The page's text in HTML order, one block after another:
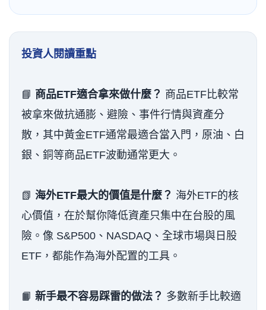
投資人閱讀重點
📘 商品ETF適合拿來做什麼？ 商品ETF比較常
被拿來做抗通膨、避險、事件行情與資產分
散，其中黃金ETF通常最適合當入門，原油、白
銀、銅等商品ETF波動通常更大。
📗 海外ETF最大的價值是什麼？ 海外ETF的核
心價值，在於幫你降低資產只集中在台股的風
險。像 S&P500、NASDAQ、全球市場與日股
ETF，都能作為海外配置的工具。
📙 新手最不容易踩雷的做法？ 多數新手比較適